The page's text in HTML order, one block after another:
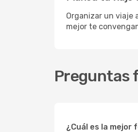
Organizar un viaje
mejor te
Preguntas
¿Cuál es la mejor